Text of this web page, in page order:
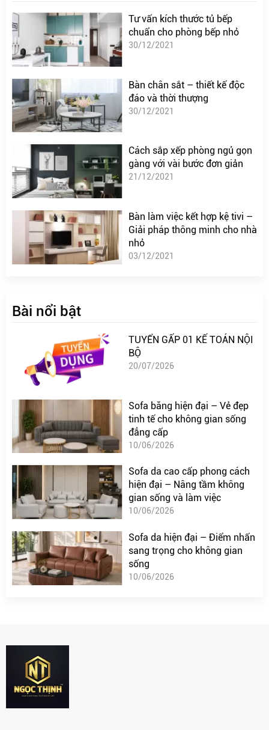
Tư vấn kích thước tủ bếp
chuẩn cho phòng bếp nhỏ
30/12/2021
Bàn chân sắt – thiết kế độc
đáo và thời thượng
30/12/2021
Cách sắp xếp phòng ngủ gọn
gàng với vài bước đơn giản
21/12/2021
Bàn làm việc kết hợp kệ tivi –
Giải pháp thông minh cho nhà
nhỏ
03/12/2021
Bài nổi bật
TUYỂN GẤP 01 KẾ TOÁN NỘI
BỘ
20/07/2026
Sofa băng hiện đại – Vẻ đẹp
tinh tế cho không gian sống
đẳng cấp
10/06/2026
Sofa da cao cấp phong cách
hiện đại – Nâng tầm không
gian sống và làm việc
10/06/2026
Sofa da hiện đại – Điểm nhấn
sang trọng cho không gian
sống
10/06/2026